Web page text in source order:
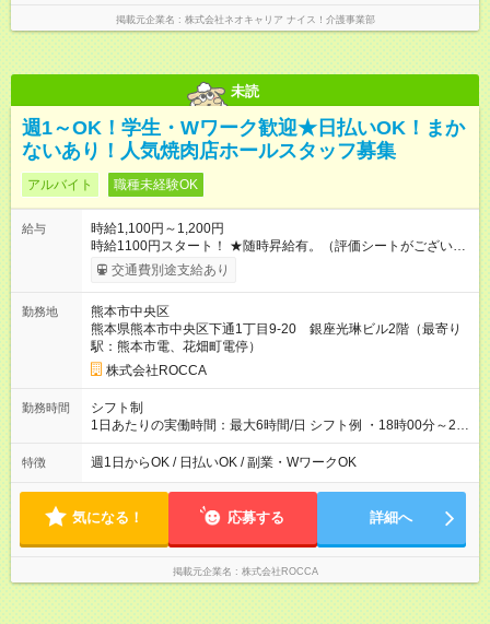
掲載元企業名 株式会社ネオキャリア ナイス！介護事業部
未読
週1～OK！学生・Wワーク歓迎★日払いOK！まか
ないあり！人気焼肉店ホールスタッフ募集
アルバイト 職種未経験OK
給与
時給1,100円～1,200円
時給1100円スタート！ ★随時昇給有。（評価シートがございま
す）詳しくは面接にて。 【試用期間】試用期間あり 試用期間の
長さ：3週間 ※ 雇用形態と給与に、本採用時と異なる部分があり
上 ■研修期間(30時間) ※個人によって変動あり ※22時以降：時
給1.25倍
交通費別途支給あり
勤務地
熊本市中央区
熊本県熊本市中央区下通1丁目9-20 銀座光琳ビル2階（最寄り
駅：熊本市電、花畑町電停）
株式会社ROCCA
勤務時間
シフト制
1日あたりの実働時間：最大6時間/日 シフト例 ・18時00分～21
時00分 ・18時00分～22時00分 ・19時00分～21時00分
特徴 週1日からOK / 日払いOK / 副業・WワークOK
気になる！ 応募する 詳細へ
掲載元企業名 株式会社ROCCA